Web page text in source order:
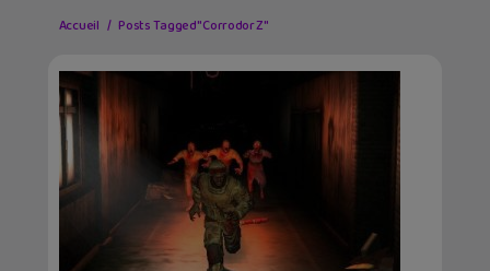
Accueil Posts Tagged "Corrodor Z"